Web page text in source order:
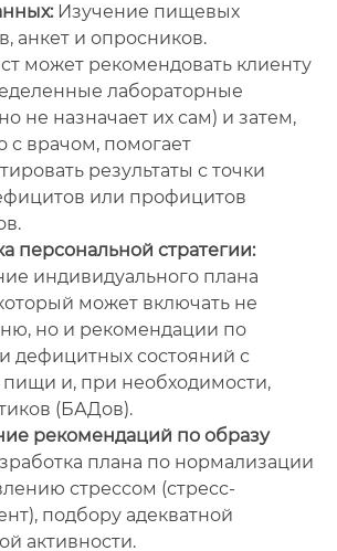
Изучение пищевых
анкет и опросников.
может рекомендовать клиенту
лабораторные
не назначает их сам) и затем,
с врачом, помогает
результаты с точки
или профицитов
персональной стратегии:
индивидуального плана
может включать не
но и рекомендации по
дефицитных состояний с
и, при необходимости,
(БАДов).
рекомендаций по образу
плана по нормализации
стрессом (стресс-
подбору адекватной
активности.